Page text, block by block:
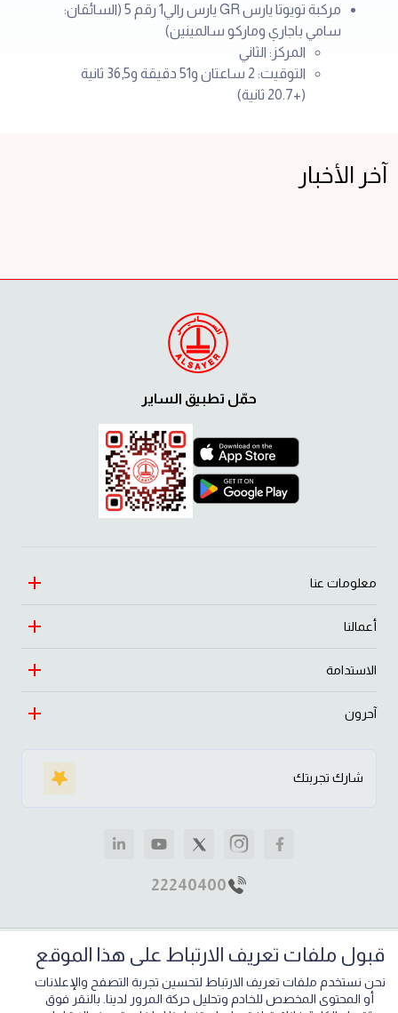
مركبة تويوتا يارس GR يارس رالي1 رقم 5 (السائقان:
سامي باجاري وماركو سالمينين)
المركز: الثاني
التوقيت: 2 ساعتان و51 دقيقة و36,5 ثانية
(+20.7 ثانية)
آخر الأخبار
معلومات عنا
التراث
الريادة
قصص مؤثرة
أعمالنا
السيارات
الاستثمار
الاستدامة
النهج
اقتصاد
آحرون
شارك تجربتك
22240400
حمّل تطبيق الساير
حقوق الطبع والنشر 2026, مجموعة الساير
خريطة الموقع الشروط والأحكام سياسة الخصوصية
قبول ملفات تعريف الارتباط على هذا الموقع
نحن نستخدم ملفات تعريف الارتباط لتحسين تجربة التصفح والإعلانات
أو المحتوى المخصص للخادم وتحليل حركة المرور لدينا. بالنقر فوق